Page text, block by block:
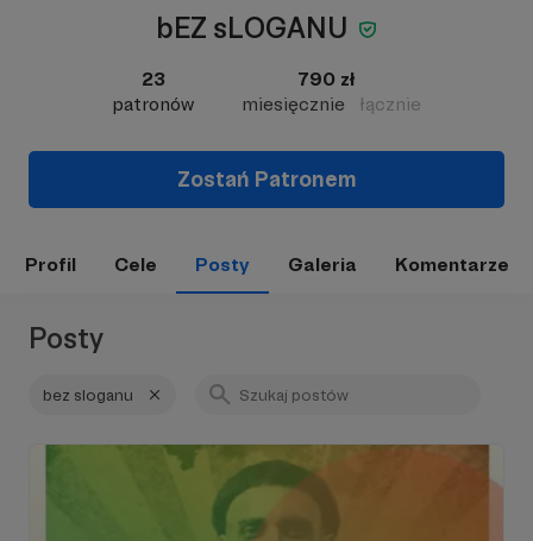
bEZ sLOGANU
23
patronów
790 zł
miesięcznie
łącznie
Zostań Patronem
Profil Cele Posty Galeria Komentarze
Posty
bez sloganu